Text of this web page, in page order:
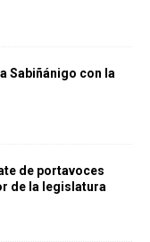
Sabiñánigo con la
de portavoces
de la legislatura